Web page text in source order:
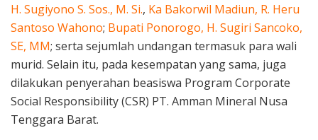
H. Sugiyono S. Sos., M. Si., Ka Bakorwil Madiun, R. Heru
Santoso Wahono; Bupati Ponorogo, H. Sugiri Sancoko,
SE, MM; serta sejumlah undangan termasuk para wali
murid. Selain itu, pada kesempatan yang sama, juga
dilakukan penyerahan beasiswa Program Corporate
Social Responsibility (CSR) PT. Amman Mineral Nusa
Tenggara Barat.